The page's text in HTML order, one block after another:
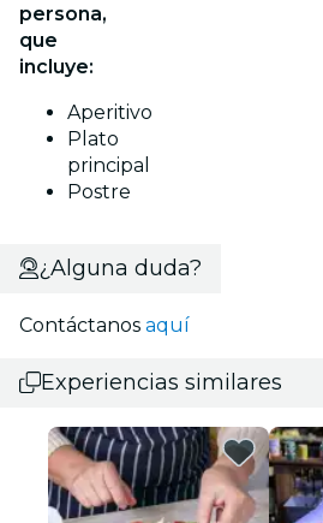
persona,
que
incluye:
Aperitivo
Plato
principal
Postre
¿Alguna duda?
Contáctanos aquí
Experiencias similares